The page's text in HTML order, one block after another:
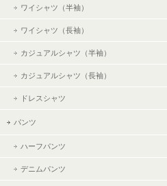
ワイシャツ（半袖）
ワイシャツ（長袖）
カジュアルシャツ（半袖）
カジュアルシャツ（長袖）
ドレスシャツ
パンツ
ハーフパンツ
デニムパンツ